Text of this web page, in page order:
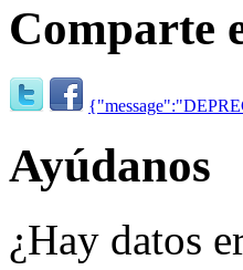
Comparte
Ayúdanos
¿Hay datos